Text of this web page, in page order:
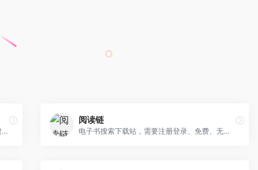
Z-Library、Library Genesis、Sci-Hub整合搜索、免注册\登录、无限下载
阅读链
电子书搜索下载站，需要注册登录、免费、无限下载